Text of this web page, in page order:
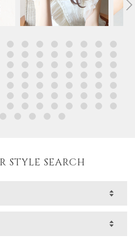
STYLE SEARCH